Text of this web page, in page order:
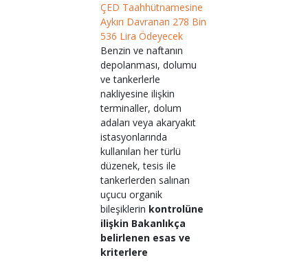
ÇED Taahhütnamesine
Aykırı Davranan 278 Bin
536 Lira Ödeyecek
Benzin ve naftanın
depolanması, dolumu
ve tankerlerle
nakliyesine ilişkin
terminaller, dolum
adaları veya akaryakıt
istasyonlarında
kullanılan her türlü
düzenek, tesis ile
tankerlerden salınan
uçucu organik
bileşiklerin kontrolüne
ilişkin Bakanlıkça
belirlenen esas ve
kriterlere